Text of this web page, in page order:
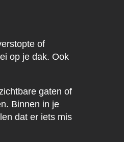
of
op je dak. Ook
gaten of
Binnen in je
dat er iets mis